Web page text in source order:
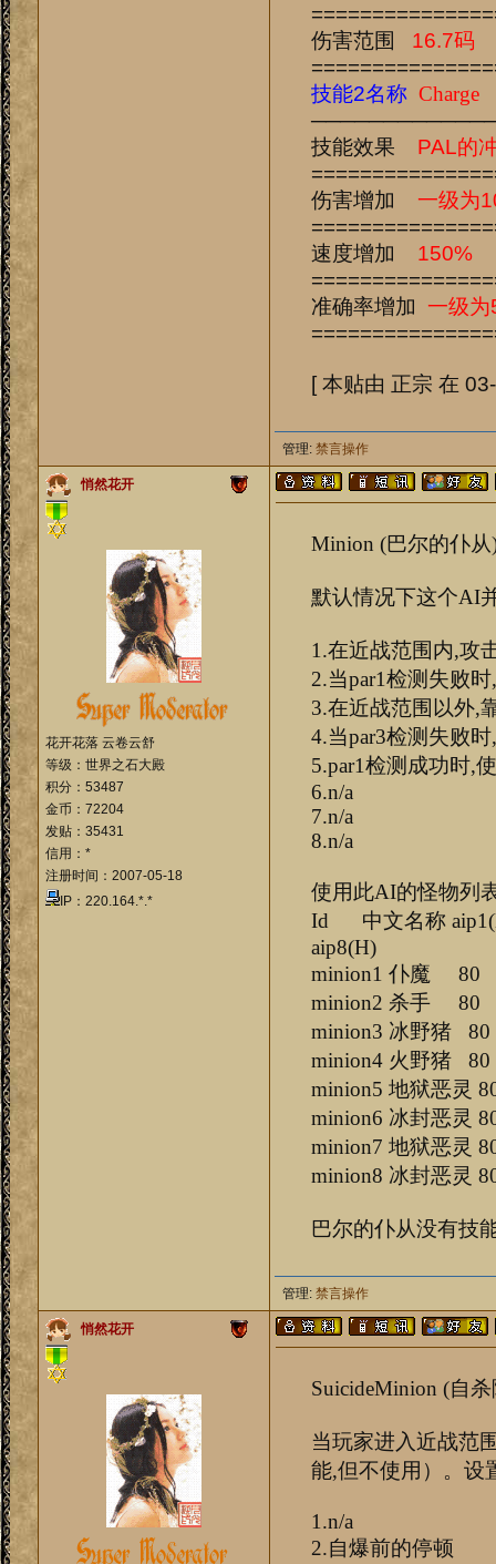
伤害范围 16.7码
技能2名称 Charge
技能效果 PAL的
伤害增加 一级为
速度增加 150%
准确率增加 一级
[ 本贴由 正宗 在
管理: 禁言操作
悄然花开
花开花落 云卷云舒
等级：世界之石大殿
积分：53487
金币：72204
发贴：35431
信用：*
注册时间：2007-05-18
IP：220.164.*.*
Minion (巴尔的仆从
默认情况下这个AI
1.在近战范围内,攻
2.当par1检测失败
3.在近战范围以外,
4.当par3检测失败
5.par1检测成功时,
6.n/a
7.n/a
8.n/a
使用此AI的怪物列
Id 中文名称
aip8(H)
minion1 仆
minion2 杀
minion3 冰野
minion4 火野
minion5 地狱
minion6 冰封
minion7 地狱
minion8 冰封
巴尔的仆从没有技
管理: 禁言操作
悄然花开
SuicideMinion (自
当玩家进入近战范
能,但不使用）。设
1.n/a
2.自爆前的停顿